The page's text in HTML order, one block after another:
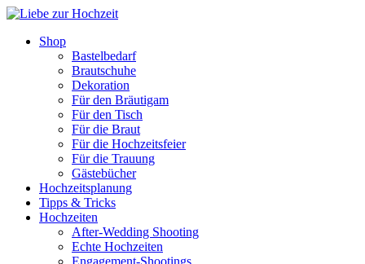
Shop
Bastelbedarf
Brautschuhe
Dekoration
Für den Bräutigam
Für den Tisch
Für die Braut
Für die Hochzeitsfeier
Für die Trauung
Gästebücher
Hochzeitsplanung
Tipps & Tricks
Hochzeiten
After-Wedding Shooting
Echte Hochzeiten
Engagement-Shootings